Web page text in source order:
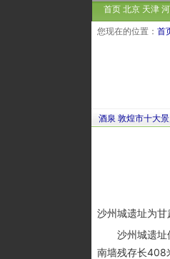
首页 北京 天津
您现在的位置： 首
酒泉 敦煌市十大
沙州城遗址为甘
沙州城遗址位
南墙残存长408